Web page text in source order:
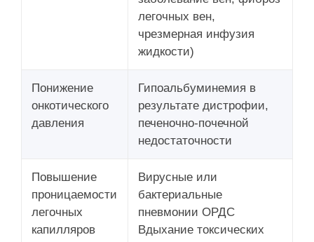
легочных вен,
чрезмерная инфузия
жидкости)
Понижение
онкотического
давления
Гипоальбуминемия в
результате дистрофии,
печеночно-почечной
недостаточности
Повышение
проницаемости
легочных
капилляров
Вирусные или
бактериальные
пневмонии ОРДС
Вдыхание токсических